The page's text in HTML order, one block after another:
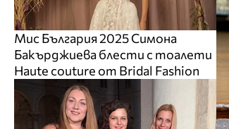
Мис България 2025 Симона
Бакърджиева блести с тоалети
Haute couture от Bridal Fashion